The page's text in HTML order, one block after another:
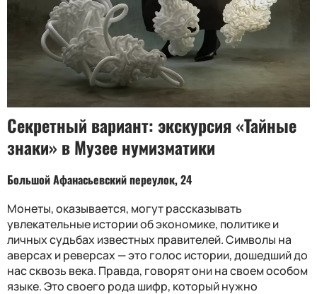
Секретный вариант: экскурсия «Тайные
знаки» в Музее нумизматики
Большой Афанасьевский переулок, 24
Монеты, оказывается, могут рассказывать
увлекательные истории об экономике, политике и
личных судьбах известных правителей. Символы на
аверсах и реверсах — это голос истории, дошедший до
нас сквозь века. Правда, говорят они на своем особом
языке. Это своего рода шифр, который нужно